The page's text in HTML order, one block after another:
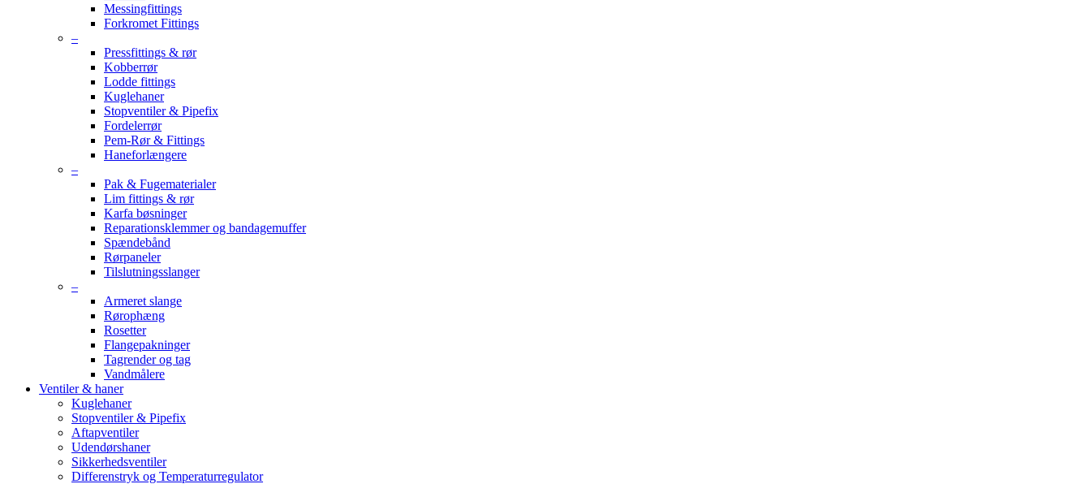
Messingfittings
Forkromet Fittings
–
Pressfittings & rør
Kobberrør
Lodde fittings
Kuglehaner
Stopventiler & Pipefix
Fordelerrør
Pem-Rør & Fittings
Haneforlængere
–
Pak & Fugematerialer
Lim fittings & rør
Karfa bøsninger
Reparationsklemmer og bandagemuffer
Spændebånd
Rørpaneler
Tilslutningsslanger
–
Armeret slange
Rørophæng
Rosetter
Flangepakninger
Tagrender og tag
Vandmålere
Ventiler & haner
Kuglehaner
Stopventiler & Pipefix
Aftapventiler
Udendørshaner
Sikkerhedsventiler
Differenstryk og Temperaturregulator